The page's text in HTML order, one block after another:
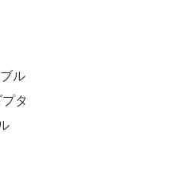
ル
タ